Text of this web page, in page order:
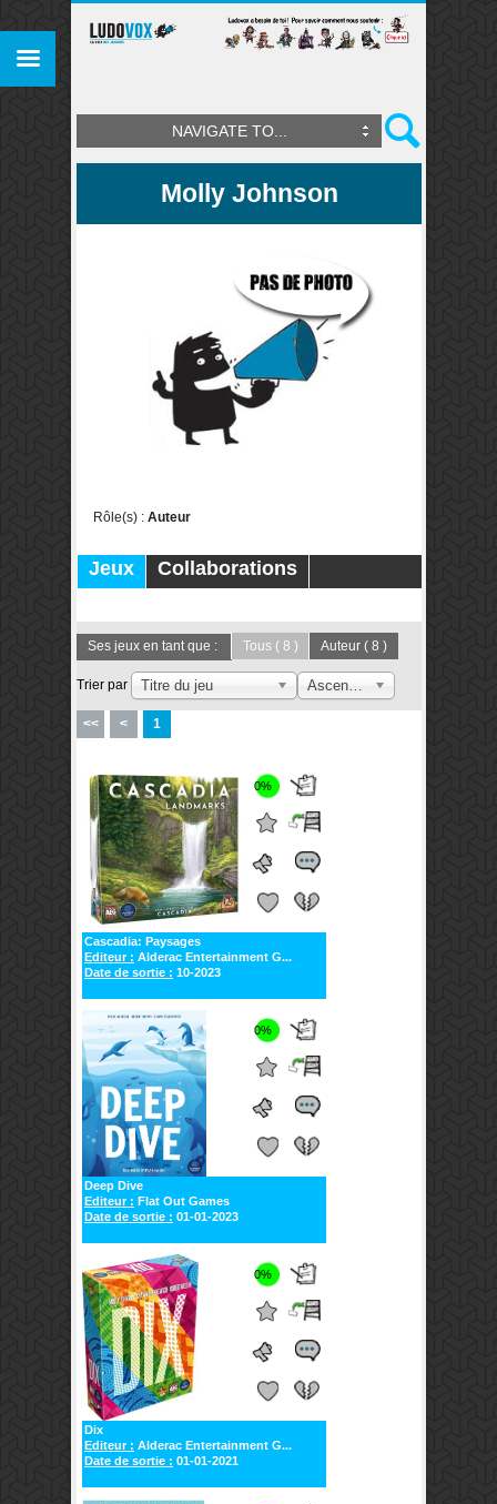
NAVIGATE TO...
Molly Johnson
Rôle(s) : Auteur
Jeux
Collaborations
Ses jeux en tant que : Tous ( 8 ) Auteur ( 8 )
Trier par Titre du jeu
<< < 1
0%
Cascadia: Paysages
Editeur : Alderac Entertainment G...
Date de sortie : 10-2023
0%
Deep Dive
Editeur : Flat Out Games
Date de sortie : 01-01-2023
0%
Dix
Editeur : Alderac Entertainment G...
Date de sortie : 01-01-2021